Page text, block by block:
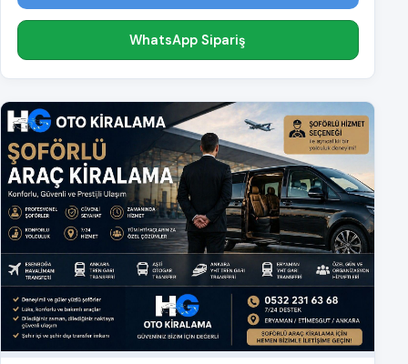
WhatsApp Sipariş